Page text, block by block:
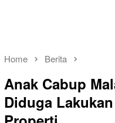
Home Berita
Anak Cabup
Diduga